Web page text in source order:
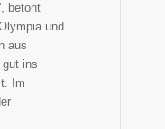
betont
und
aus
gut ins
Im